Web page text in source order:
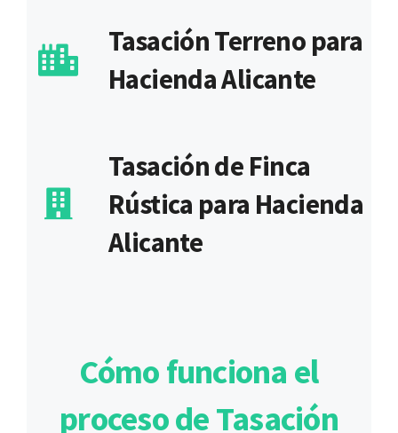
Tasación Terreno para
Hacienda Alicante
Tasación de Finca
Rústica para Hacienda
Alicante
Cómo funciona el
proceso de Tasación